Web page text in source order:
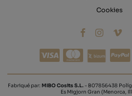
Cookies
Fabriqué par: MIBO Cosits S.L.- B07856438
Es Migjorn Gran (Menorca,